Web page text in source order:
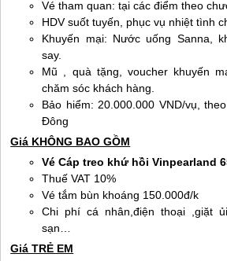
Vé tham quan: tại các điểm theo
HDV suốt tuyến, phục vụ nhiệt tình
Khuyến mại: Nước uống Sanna,
say.
Mũ , quà tặng, voucher khuyến
chăm sóc khách hàng.
Bảo hiểm: 20.000.000 VND/vụ,
Đông
Giá KHÔNG BAO GỒM
Vé Cáp treo khứ hồi Vinpearland
Thuế VAT 10%
Vé tắm bùn khoáng 150.000đ/k
Chi phí cá nhân,điện thoại ,giặt
sạn…
Giá TRẺ EM